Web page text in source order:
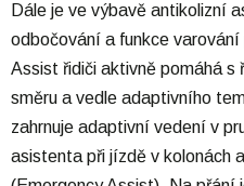
Dále je ve výbavě antikolizní
odbočování a funkce
Assist řidiči aktivně pomáhá
směru a vedle adaptivního
zahrnuje adaptivní vedení v
asistenta při jízdě v kolonách